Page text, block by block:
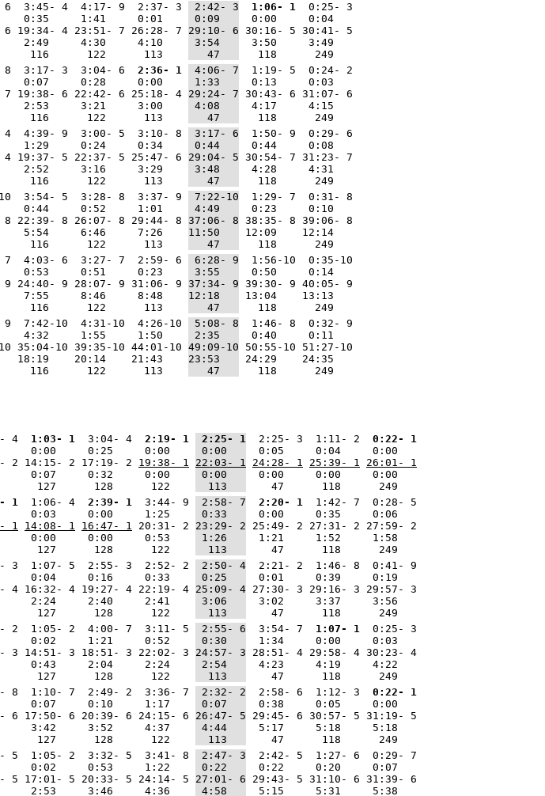
6  3:45- 4  4:17- 9  2:37- 3
2:42- 3 1:06- 1
  0:25- 3
0:35     1:41     0:01
0:09
  0:00     0:04
6 19:34- 4 23:51- 7 26:28- 7 29:10- 6 30:16- 5 30:41- 5
2:49     4:30     4:10
3:54
  3:50     3:49
116      122      113
   47
   118      249
8  3:17- 3  3:04- 6
2:36- 1 4:06- 7
  1:19- 5  0:24- 2
0:07     0:28     0:00
1:33
  0:13     0:03
7 19:38- 6 22:42- 6 25:18- 4 29:24- 7 30:43- 6 31:07- 6
2:53     3:21     3:00
4:08
  4:17     4:15
116      122      113
   47
   118      249
4  4:39- 9  3:00- 5  3:10- 8
3:17- 6
  1:50- 9  0:29- 6
1:29     0:24     0:34
0:44
  0:44     0:08
4 19:37- 5 22:37- 5 25:47- 6 29:04- 5 30:54- 7 31:23- 7
2:52     3:16     3:29
3:48
  4:28     4:31
116      122      113
   47
   118      249
3:54- 5  3:28- 8  3:37- 9
7:22-10
  1:29- 7  0:31- 8
0:44     0:52     1:01
4:49
  0:23     0:10
8 22:39- 8 26:07- 8 29:44- 8 37:06- 8 38:35- 8 39:06- 8
5:54     6:46     7:26
11:50
12:09    12:14
116      122      113
   47
   118      249
7  4:03- 6  3:27- 7  2:59- 6
6:28- 9
  1:56-10  0:35-10
0:53     0:51     0:23
3:55
  0:50     0:14
9 24:40- 9 28:07- 9 31:06- 9 37:34- 9 39:30- 9 40:05- 9
7:55     8:46     8:48
12:18
13:04    13:13
116      122      113
   47
   118      249
9  7:42-10  4:31-10  4:26-10
5:08- 8
  1:46- 8  0:32- 9
4:32     1:55     1:50
2:35
  0:40     0:11
35:04-10 39:35-10 44:01-10 49:09-10 50:55-10 51:27-10
18:19    20:14    21:43 23:53
24:29    24:35
116      122      113
   47
   118      249
4
1:03- 1
  3:04- 4
2:19- 1 2:25- 1
  2:25- 3  1:11- 2
0:22- 1
0:00     0:25     0:00
0:00
  0:05     0:04     0:00
2 14:15- 2 17:19- 2 19:38- 1 22:03- 1 24:28- 1 25:39- 1
26:01- 1
0:07     0:32     0:00
0:00
  0:00     0:00     0:00
127      128      122
  113
    47      118      249
1
  1:06- 4
2:39- 1
  3:44- 9
2:58- 7 2:20- 1
  1:42- 7  0:28- 5
0:03     0:00     1:25
0:33
  0:00     0:35     0:06
1 14:08- 1 16:47- 1 20:31- 2 23:29- 2 25:49- 2 27:31- 2 27:59- 2
0:00     0:00     0:53
1:26
  1:21     1:52     1:58
127      128      122
  113
    47      118      249
3  1:07- 5  2:55- 3  2:52- 2
2:50- 4
  2:21- 2  1:46- 8  0:41- 9
0:04     0:16     0:33
0:25
  0:01     0:39     0:19
4 16:32- 4 19:27- 4 22:19- 4 25:09- 4 27:30- 3 29:16- 3 29:57- 3
2:24     2:40     2:41
3:06
  3:02     3:37     3:56
127      128      122
  113
    47      118      249
2  1:05- 2  4:00- 7  3:11- 5
2:55- 6
  3:54- 7
1:07- 1
  0:25- 3
0:02     1:21     0:52
0:30
  1:34     0:00     0:03
3 14:51- 3 18:51- 3 22:02- 3 24:57- 3 28:51- 4 29:58- 4 30:23- 4
0:43     2:04     2:24
2:54
  4:23     4:19     4:22
127      128      122
  113
    47      118      249
8  1:10- 7  2:49- 2  3:36- 7
2:32- 2
  2:58- 6  1:12- 3
0:22- 1
0:07     0:10     1:17
0:07
  0:38     0:05     0:00
6 17:50- 6 20:39- 6 24:15- 6 26:47- 5 29:45- 6 30:57- 5 31:19- 5
3:42     3:52     4:37
4:44
  5:17     5:18     5:18
127      128      122
  113
    47      118      249
5  1:05- 2  3:32- 5  3:41- 8
2:47- 3
  2:42- 5  1:27- 6  0:29- 7
0:02     0:53     1:22
0:22
  0:22     0:20     0:07
5 17:01- 5 20:33- 5 24:14- 5 27:01- 6 29:43- 5 31:10- 6 31:39- 6
2:53     3:46     4:36
4:58
  5:15     5:31     5:38